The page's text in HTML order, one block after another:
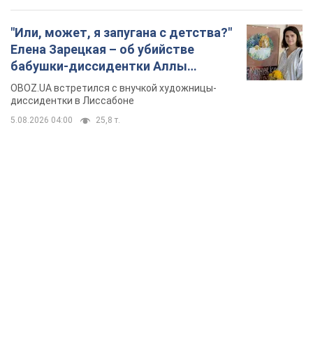
"Или, может, я запугана с детства?"
Елена Зарецкая – об убийстве
бабушки-диссидентки Аллы
Горской, критике сына Стуса и
бегстве в Португалию с пятью
детьми
OBOZ.UA встретился с внучкой художницы-
диссидентки в Лиссабоне
5.08.2026 04:00 25,8 т.